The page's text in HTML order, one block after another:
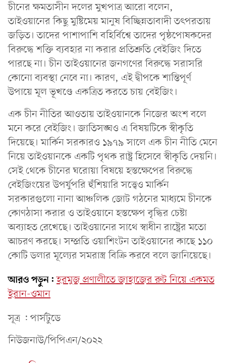
চীনের ক্ষমতাসীন দলের মুখপাত্র আরো বলেন,
তাইওয়ানের কিছু মুষ্টিমেয় মানুষ বিচ্ছিন্নতাবাদী তৎপরতায়
জড়িত। তাদের পাশাপাশি বহির্বিশ্বে তাদের পৃষ্ঠপোষকদের
বিরুদ্ধে শক্তি ব্যবহার না করার প্রতিশ্রুতি বেইজিং দিতে
পারছে না। চীন তাইওয়ানের জনগণের বিরুদ্ধে সরাসরি
কোনো ব্যবস্থা নেবে না। কারণ, এই দ্বীপকে শান্তিপূর্ণ
উপায়ে মূল ভূখণ্ডে একত্রিত করতে চায় বেইজিং।
এক চীন নীতির আওতায় তাইওয়ানকে নিজের অংশ বলে
মনে করে বেইজিং। জাতিসঙ্ঘও এ বিষয়টিকে স্বীকৃতি
দিয়েছে। মার্কিন সরকারও ১৯৭৯ সালে এক চীন নীতি মেনে
নিয়ে তাইওয়ানকে একটি পৃথক রাষ্ট্র হিসেবে স্বীকৃতি দেয়নি।
সেই থেকে চীনের ঘরোয়া বিষয়ে হস্তক্ষেপের বিরুদ্ধে
বেইজিংয়ের উপর্যুপরি হুঁশিয়ারি সত্ত্বেও মার্কিন
সরকারগুলো নানা আঞ্চলিক জোট গঠনের মাধ্যমে চীনকে
কোণঠাসা করার ও তাইওয়ানে হস্তক্ষেপ বৃদ্ধির চেষ্টা
অব্যাহত রেখেছে। তাইওয়ানের সাথে স্বাধীন রাষ্ট্রের মতো
আচরণ করছে। সম্প্রতি ওয়াশিংটন তাইওয়ানের কাছে ১১০
কোটি ডলার মূল্যের সমরাস্ত্র বিক্রি করবে বলে জানিয়েছে।
আরও পড়ুন: হরমুজ প্রণালীতে জাহাজের রুট নিয়ে একমত
ইরান-ওমান
সূত্র : পার্সটুডে
নিউজনাউ/পিপিএন/২০২২